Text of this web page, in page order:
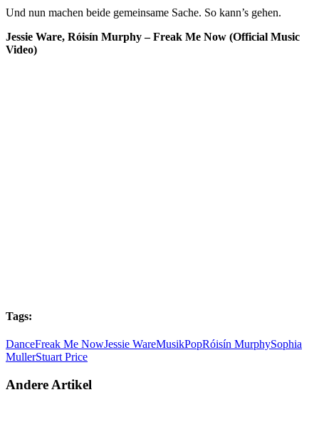
Und nun machen beide gemeinsame Sache. So kann’s gehen.
Jessie Ware, Róisín Murphy – Freak Me Now (Official Music
Video)
Tags:
DanceFreak Me NowJessie WareMusikPopRóisín MurphySophia
MullerStuart Price
Andere Artikel